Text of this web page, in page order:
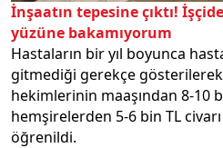
İnşaatın tepesine çıktı!
yüzüne bakamıyorum
Hastaların bir yıl boyunca
gitmediği gerekçe
hekimlerinin maaşından 8-10
hemşirelerden 5-6 bin TL civarı
öğrenildi.